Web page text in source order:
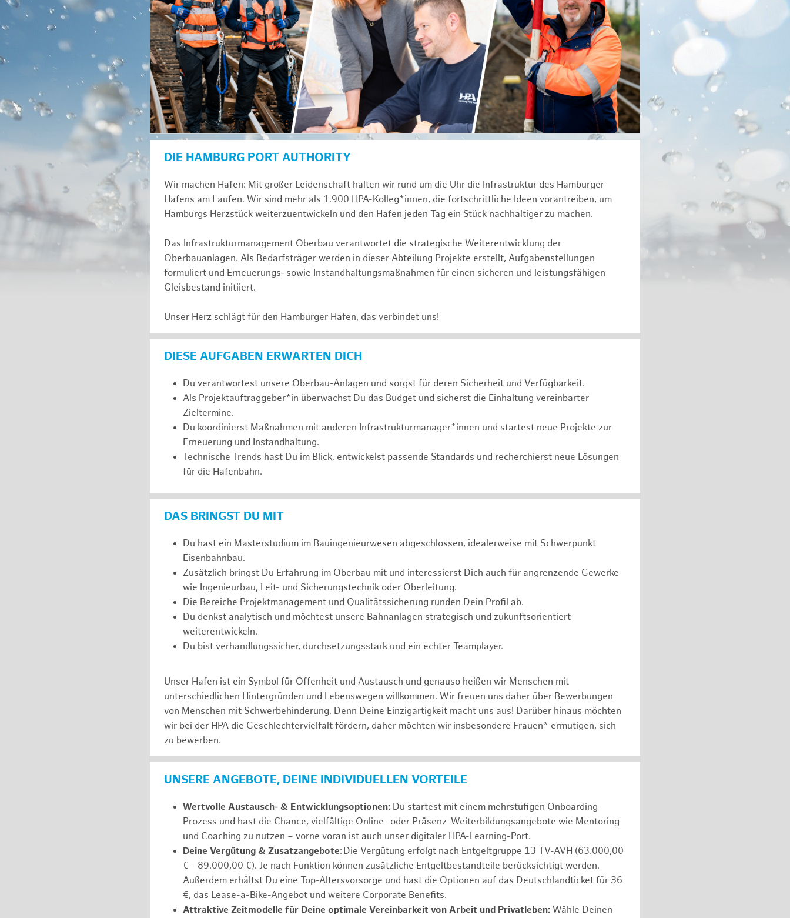
DIE HAMBURG PORT AUTHORITY
Wir machen Hafen: Mit großer Leidenschaft halten wir rund um die Uhr die Infrastruktur des Hamburger
Hafens am Laufen. Wir sind mehr als 1.900 HPA-Kolleg*innen, die fortschrittliche Ideen vorantreiben, um
Hamburgs Herzstück weiterzuentwickeln und den Hafen jeden Tag ein Stück nachhaltiger zu machen.
Das Infrastrukturmanagement Oberbau verantwortet die strategische Weiterentwicklung der
Oberbauanlagen. Als Bedarfsträger werden in dieser Abteilung Projekte erstellt, Aufgabenstellungen
formuliert und Erneuerungs‑ sowie Instandhaltungsmaßnahmen für einen sicheren und leistungsfähigen
Gleisbestand initiiert.
Unser Herz schlägt für den Hamburger Hafen, das verbindet uns!
DIESE AUFGABEN ERWARTEN DICH
Du verantwortest unsere Oberbau-Anlagen und sorgst für deren Sicherheit und Verfügbarkeit.
Als Projektauftraggeber*in überwachst Du das Budget und sicherst die Einhaltung vereinbarter
Zieltermine.
Du koordinierst Maßnahmen mit anderen Infrastrukturmanager*innen und startest neue Projekte zur
Erneuerung und Instandhaltung.
Technische Trends hast Du im Blick, entwickelst passende Standards und recherchierst neue Lösungen
für die Hafenbahn.
DAS BRINGST DU MIT
Du hast ein Masterstudium im Bauingenieurwesen abgeschlossen, idealerweise mit Schwerpunkt
Eisenbahnbau.
Zusätzlich bringst Du Erfahrung im Oberbau mit und interessierst Dich auch für angrenzende Gewerke
wie Ingenieurbau, Leit- und Sicherungstechnik oder Oberleitung.
Die Bereiche Projektmanagement und Qualitätssicherung runden Dein Profil ab.
Du denkst analytisch und möchtest unsere Bahnanlagen strategisch und zukunftsorientiert
weiterentwickeln.
Du bist verhandlungssicher, durchsetzungsstark und ein echter Teamplayer.
Unser Hafen ist ein Symbol für Offenheit und Austausch und genauso heißen wir Menschen mit
unterschiedlichen Hintergründen und Lebenswegen willkommen. Wir freuen uns daher über Bewerbungen
von Menschen mit Schwerbehinderung. Denn Deine Einzigartigkeit macht uns aus! Darüber hinaus möchten
wir bei der HPA die Geschlechtervielfalt fördern, daher möchten wir insbesondere Frauen* ermutigen, sich
zu bewerben.
UNSERE ANGEBOTE, DEINE INDIVIDUELLEN VORTEILE
Wertvolle Austausch- & Entwicklungsoptionen: Du startest mit einem mehrstufigen Onboarding-
Prozess und hast die Chance, vielfältige Online- oder Präsenz-Weiterbildungsangebote wie Mentoring
und Coaching zu nutzen – vorne voran ist auch unser digitaler HPA-Learning-Port.
Deine Vergütung & Zusatzangebote: Die Vergütung erfolgt nach Entgeltgruppe 13 TV-AVH (63.000,00
€ - 89.000,00 €). Je nach Funktion können zusätzliche Entgeltbestandteile berücksichtigt werden.
Außerdem erhältst Du eine Top-Altersvorsorge und hast die Optionen auf das Deutschlandticket für 36
€, das Lease-a-Bike-Angebot und weitere Corporate Benefits.
Attraktive Zeitmodelle für Deine optimale Vereinbarkeit von Arbeit und Privatleben: Wähle Deinen